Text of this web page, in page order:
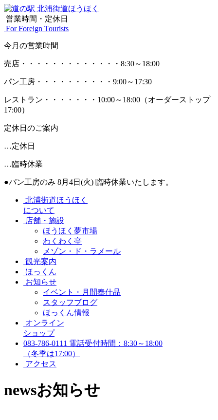
営業時間・定休日
For Foreign Tourists
今月の営業時間
売店 ・・・・・・・・・・・・・ 8:30～18:00
パン工房 ・・・・・・・・・・ 9:00～17:30
レストラン ・・・・・・・ 10:00～18:00 （オーダーストップ
17:00）
定休日のご案内
…定休日
…臨時休業
●パン工房のみ 8月4日(火) 臨時休業いたします。
北浦街道ほうほく
について
店舗・施設
ほうほく夢市場
わくわく亭
メゾン・ド・ラメール
観光案内
ほっくん
お知らせ
イベント・月間奉仕品
スタッフブログ
ほっくん情報
オンライン
ショップ
083-786-0111 電話受付時間：8:30～18:00
（冬季は17:00）
アクセス
newsお知らせ